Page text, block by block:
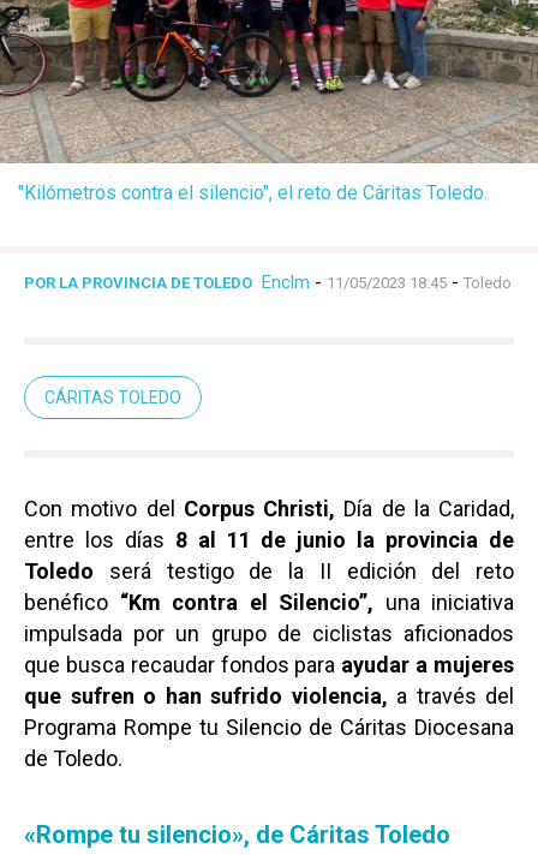
"Kilómetros contra el silencio", el reto de Cáritas Toledo.
POR LA PROVINCIA DE TOLEDO Enclm - 11/05/2023 18:45 - Toledo
CÁRITAS TOLEDO
Con motivo del Corpus Christi, Día de la Caridad,
entre los días 8 al 11 de junio la provincia de
Toledo será testigo de la II edición del reto
benéfico “Km contra el Silencio”, una iniciativa
impulsada por un grupo de ciclistas aficionados
que busca recaudar fondos para ayudar a mujeres
que sufren o han sufrido violencia, a través del
Programa Rompe tu Silencio de Cáritas Diocesana
de Toledo.
«Rompe tu silencio», de Cáritas Toledo